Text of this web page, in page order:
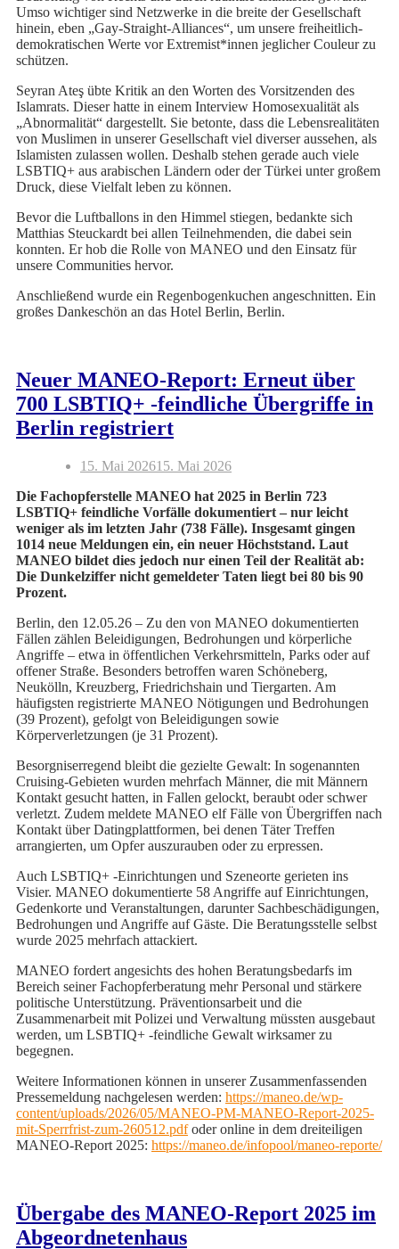
Umso wichtiger sind Netzwerke in die breite der Gesellschaft
hinein, eben „Gay-Straight-Alliances“, um unsere freiheitlich-
demokratischen Werte vor Extremist*innen jeglicher Couleur zu
schützen.
Seyran Ateş übte Kritik an den Worten des Vorsitzenden des
Islamrats. Dieser hatte in einem Interview Homosexualität als
„Abnormalität“ dargestellt. Sie betonte, dass die Lebensrealitäten
von Muslimen in unserer Gesellschaft viel diverser aussehen, als
Islamisten zulassen wollen. Deshalb stehen gerade auch viele
LSBTIQ+ aus arabischen Ländern oder der Türkei unter großem
Druck, diese Vielfalt leben zu können.
Bevor die Luftballons in den Himmel stiegen, bedankte sich
Matthias Steuckardt bei allen Teilnehmenden, die dabei sein
konnten. Er hob die Rolle von MANEO und den Einsatz für
unsere Communities hervor.
Anschließend wurde ein Regenbogenkuchen angeschnitten. Ein
großes Dankeschön an das Hotel Berlin, Berlin.
Neuer MANEO-Report: Erneut über
700 LSBTIQ+ -feindliche Übergriffe in
Berlin registriert
15. Mai 202615. Mai 2026
Die Fachopferstelle MANEO hat 2025 in Berlin 723
LSBTIQ+ feindliche Vorfälle dokumentiert – nur leicht
weniger als im letzten Jahr (738 Fälle). Insgesamt gingen
1014 neue Meldungen ein, ein neuer Höchststand. Laut
MANEO bildet dies jedoch nur einen Teil der Realität ab:
Die Dunkelziffer nicht gemeldeter Taten liegt bei 80 bis 90
Prozent.
Berlin, den 12.05.26 – Zu den von MANEO dokumentierten
Fällen zählen Beleidigungen, Bedrohungen und körperliche
Angriffe – etwa in öffentlichen Verkehrsmitteln, Parks oder auf
offener Straße. Besonders betroffen waren Schöneberg,
Neukölln, Kreuzberg, Friedrichshain und Tiergarten. Am
häufigsten registrierte MANEO Nötigungen und Bedrohungen
(39 Prozent), gefolgt von Beleidigungen sowie
Körperverletzungen (je 31 Prozent).
Besorgniserregend bleibt die gezielte Gewalt: In sogenannten
Cruising-Gebieten wurden mehrfach Männer, die mit Männern
Kontakt gesucht hatten, in Fallen gelockt, beraubt oder schwer
verletzt. Zudem meldete MANEO elf Fälle von Übergriffen nach
Kontakt über Datingplattformen, bei denen Täter Treffen
arrangierten, um Opfer auszurauben oder zu erpressen.
Auch LSBTIQ+ -Einrichtungen und Szeneorte gerieten ins
Visier. MANEO dokumentierte 58 Angriffe auf Einrichtungen,
Gedenkorte und Veranstaltungen, darunter Sachbeschädigungen,
Bedrohungen und Angriffe auf Gäste. Die Beratungsstelle selbst
wurde 2025 mehrfach attackiert.
MANEO fordert angesichts des hohen Beratungsbedarfs im
Bereich seiner Fachopferberatung mehr Personal und stärkere
politische Unterstützung. Präventionsarbeit und die
Zusammenarbeit mit Polizei und Verwaltung müssten ausgebaut
werden, um LSBTIQ+ -feindliche Gewalt wirksamer zu
begegnen.
Weitere Informationen können in unserer Zusammenfassenden
Pressemeldung nachgelesen werden: https://maneo.de/wp-
content/uploads/2026/05/MANEO-PM-MANEO-Report-2025-
mit-Sperrfrist-zum-260512.pdfoder online in dem dreiteiligen
MANEO-Report 2025: https://maneo.de/infopool/maneo-reporte/
Übergabe des MANEO-Report 2025 im
Abgeordnetenhaus